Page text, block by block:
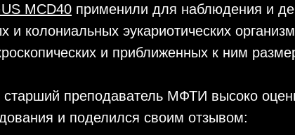
MCD40 применили для наблюдения и
и колониальных эукариотических
и приближенных к ним
старший преподаватель МФТИ высоко
и поделился своим отзывом: